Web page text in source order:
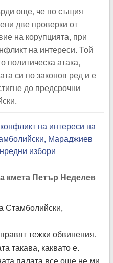
още, че по същия
две проверки от
на корупцията, при
на интереси. Той
политическа атака,
си по законов ред и е
до предсрочни
на интереси на
Мараджиев
избори
кмета Петър Неделев
Стамболийски,
тежки обвинения.
такава, каквато е.